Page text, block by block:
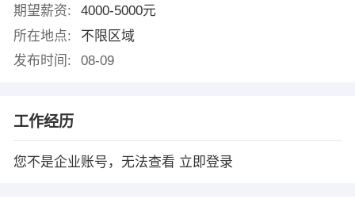
期望薪资:
4000-5000元
所在地点:
不限区域
发布时间:
08-09
工作经历
您不是企业账号，无法查看 立即登录